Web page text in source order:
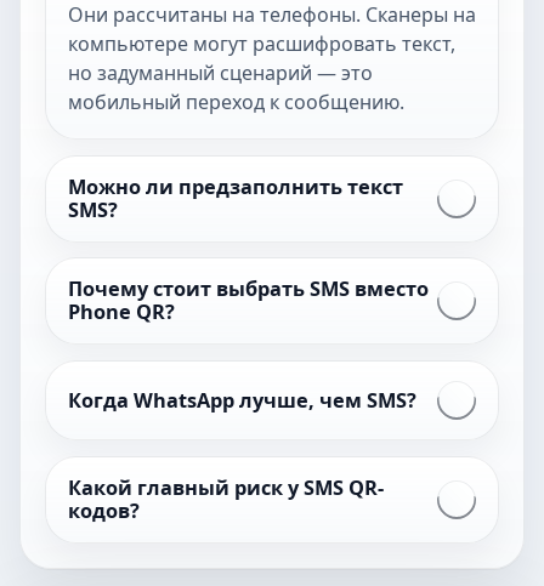
Они рассчитаны на телефоны. Сканеры на
компьютере могут расшифровать текст,
но задуманный сценарий — это
мобильный переход к сообщению.
Можно ли предзаполнить текст
SMS?
Почему стоит выбрать SMS вместо
Phone QR?
Когда WhatsApp лучше, чем SMS?
Какой главный риск у SMS QR-
кодов?